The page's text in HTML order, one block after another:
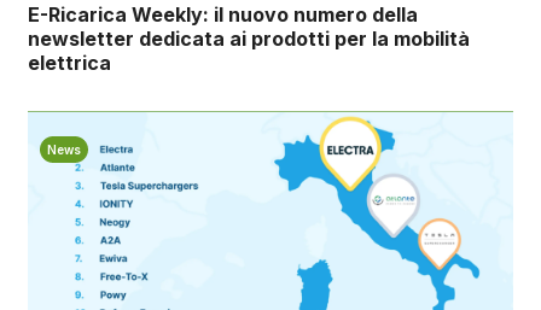
E-Ricarica Weekly: il nuovo numero della
newsletter dedicata ai prodotti per la mobilità
elettrica
News